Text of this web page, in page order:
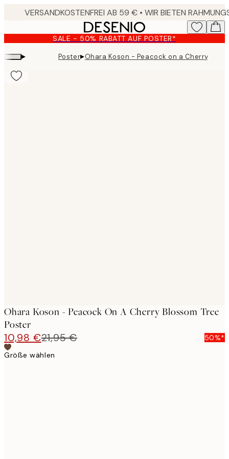
content.
SALE - 50% RABATT AUF POSTER*
▸ Poster▸Ohara Koson - Peacock on a Cherry
Ohara Koson - Peacock On A Cherry Blossom Tree
Poster
10,98 €21,95 €
50%*
Größe wählen